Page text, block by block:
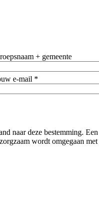
+ gemeente
e-mail *
naar deze bestemming.
wordt omgegaan